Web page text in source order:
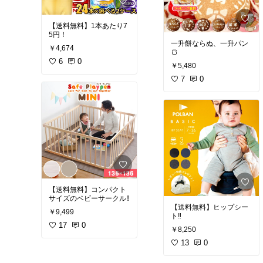
【送料無料】1本あたり7
5円！
￥4,674
6 0
【送料無料】コンパクト
サイズのベビーサークル‼️
￥9,499
17 0
一升餅ならぬ、一升パン
🍞
￥5,480
7 0
【送料無料】ヒップシー
ト‼️
￥8,250
13 0